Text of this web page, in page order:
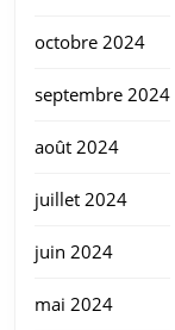
octobre 2024
septembre 2024
août 2024
juillet 2024
juin 2024
mai 2024